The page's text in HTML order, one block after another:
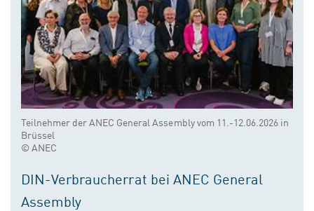
Teilnehmer der ANEC General Assembly vom 11.-12.06.2026 in
Brüssel
© ANEC
DIN-Verbraucherrat bei ANEC General
Assembly